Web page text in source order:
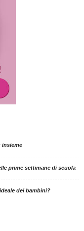
insieme
prime settimane di scuola
dei bambini?